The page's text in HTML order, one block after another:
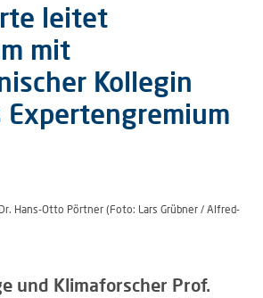
leitet
mit
Kollegin
Hans-Otto Pörtner (Foto: Lars Grübner / Alfred-
und Klimaforscher Prof.